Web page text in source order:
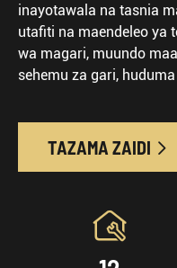
inayotawala na tasnia
utafiti na maendeleo ya
wa magari, muundo
sehemu za gari,
TAZAMA ZAIDI 
